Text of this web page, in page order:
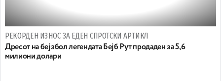
РЕКОРДЕН ИЗНОС ЗА ЕДЕН СПРОТСКИ АРТИКЛ
Дресот на бејзбол легендата Бејб Рут продаден за 5,6
милиони долари